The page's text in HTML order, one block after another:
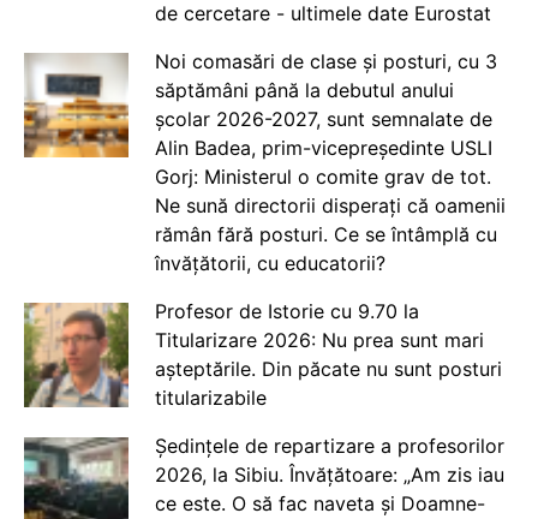
de cercetare - ultimele date Eurostat
Noi comasări de clase și posturi, cu 3
săptămâni până la debutul anului
școlar 2026-2027, sunt semnalate de
Alin Badea, prim-vicepreședinte USLI
Gorj: Ministerul o comite grav de tot.
Ne sună directorii disperați că oamenii
rămân fără posturi. Ce se întâmplă cu
învățătorii, cu educatorii?
Profesor de Istorie cu 9.70 la
Titularizare 2026: Nu prea sunt mari
așteptările. Din păcate nu sunt posturi
titularizabile
Ședințele de repartizare a profesorilor
2026, la Sibiu. Învățătoare: „Am zis iau
ce este. O să fac naveta și Doamne-